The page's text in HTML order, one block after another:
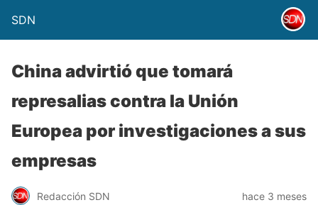
SDN
China advirtió que tomará
represalias contra la Unión
Europea por investigaciones a sus
empresas
Redacción SDN hace 3 meses